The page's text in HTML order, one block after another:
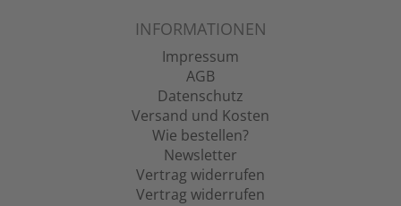
INFORMATIONEN
Impressum
AGB
Datenschutz
Versand und Kosten
Wie bestellen?
Newsletter
Vertrag widerrufen
Vertrag widerrufen